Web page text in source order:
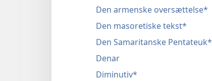
Den armenske oversættelse*
Den masoretiske tekst*
Den Samaritanske Pentateuk*
Denar
Diminutiv*